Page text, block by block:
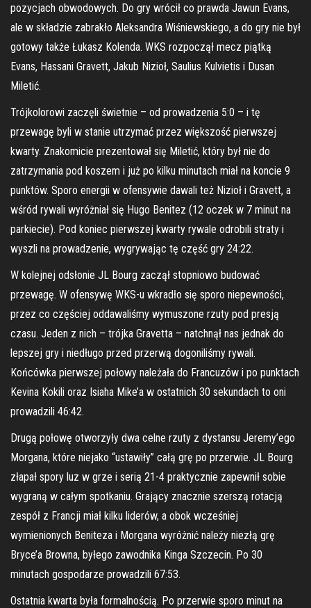
pozycjach obwodowych. Do gry wrócił co prawda Jawun Evans,
ale w składzie zabrakło Aleksandra Wiśniewskiego, a do gry nie był
gotowy także Łukasz Kolenda. WKS rozpoczął mecz piątką
Evans, Hassani Gravett, Jakub Nizioł, Saulius Kulvietis i Dusan
Miletić.
Trójkolorowi zaczęli świetnie – od prowadzenia 5:0 – i tę
przewagę byli w stanie utrzymać przez większość pierwszej
kwarty. Znakomicie prezentował się Miletić, który był nie do
zatrzymania pod koszem i już po kilku minutach miał na koncie 9
punktów. Sporo energii w ofensywie dawali też Nizioł i Gravett, a
wśród rywali wyróżniał się Hugo Benitez (12 oczek w 7 minut na
parkiecie). Pod koniec pierwszej kwarty rywale odrobili straty i
wyszli na prowadzenie, wygrywając tę część gry 24:22.
W kolejnej odsłonie JL Bourg zaczął stopniowo budować
przewagę. W ofensywę WKS-u wkradło się sporo niepewności,
przez co częściej oddawaliśmy wymuszone rzuty pod presją
czasu. Jeden z nich – trójka Gravetta – natchnął nas jednak do
lepszej gry i niedługo przed przerwą dogoniliśmy rywali.
Końcówka pierwszej połowy należała do Francuzów i po punktach
Kevina Kokili oraz Isiaha Mike’a w ostatnich 30 sekundach to oni
prowadzili 46:42.
Drugą połowę otworzyły dwa celne rzuty z dystansu Jeremy’ego
Morgana, które niejako “ustawiły” całą grę po przerwie. JL Bourg
złapał spory luz w grze i serią 21-4 praktycznie zapewnił sobie
wygraną w całym spotkaniu. Grający znacznie szerszą rotacją
zespół z Francji miał kilku liderów, a obok wcześniej
wymienionych Beniteza i Morgana wyróżnić należy niezłą grę
Bryce’a Browna, byłego zawodnika Kinga Szczecin. Po 30
minutach gospodarze prowadzili 67:53.
Ostatnia kwarta była formalnością. Po przerwie sporo minut na